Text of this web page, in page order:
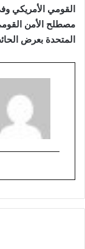
القومي الأمريكي
مصطلح الأمن
المتحدة بعرض